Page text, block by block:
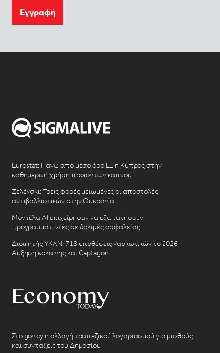
Eγγραφή
Eurostat: Πάνω από μέσο όρο ΕΕ η Κύπρος στην
καθημερινή χρήση προϊόντων καπνού
Ζελένσκι: Τρεις φορές μειωμένες οι αποστολές
αντιβαλλιστικών στην Ουκρανία
Μοντέλα AI επιχείρησαν να εξαπατήσουν
προγραμματιστές σε δοκιμές ασφαλείας
Διοικητής ΥΚΑΝ: 718 υποθέσεις ναρκωτικών το 2026-
Αύξηση κοκαΐνης και Captagon
Στο gov.cy η αλλαγή τραπεζικού λογαριασμού για μισθούς
και συντάξεις του Δημοσίου